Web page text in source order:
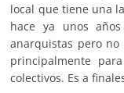
local que tiene una
hace ya unos
anarquistas pero
principalmente
colectivos. Es a